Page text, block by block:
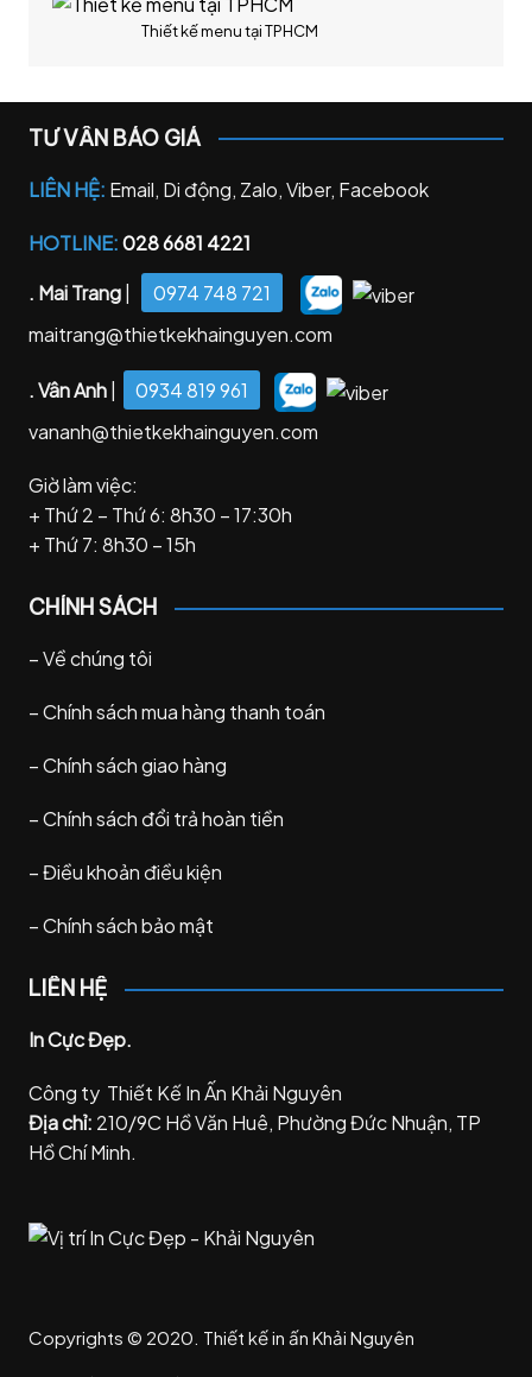
Thiết kế menu tại TPHCM
TƯ VẤN BÁO GIÁ
LIÊN HỆ: Email, Di động, Zalo, Viber, Facebook
HOTLINE:028 6681 4221
. Mai Trang|
0974 748 721
maitrang@thietkekhainguyen.com
. Vân Anh|
0934 819 961
vananh@thietkekhainguyen.com
Giờ làm việc:
+ Thứ 2 – Thứ 6: 8h30 – 17:30h
+ Thứ 7: 8h30 – 15h
CHÍNH SÁCH
–Về chúng tôi
–Chính sách mua hàng thanh toán
–Chính sách giao hàng
–Chính sách đổi trả hoàn tiền
–Điều khoản điều kiện
–Chính sách bảo mật
LIÊN HỆ
In Cực Đẹp.
Công ty Thiết Kế In Ấn Khải Nguyên
Địa chỉ: 210/9C Hồ Văn Huê, Phường Đức Nhuận, TP
Hồ Chí Minh.
Copyrights © 2020. Thiết kế in ấn Khải Nguyên